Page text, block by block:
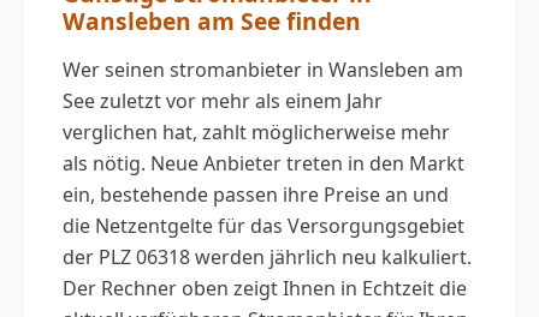
Wansleben am See finden
Wer seinen stromanbieter in Wansleben am
See zuletzt vor mehr als einem Jahr
verglichen hat, zahlt möglicherweise mehr
als nötig. Neue Anbieter treten in den Markt
ein, bestehende passen ihre Preise an und
die Netzentgelte für das Versorgungsgebiet
der PLZ 06318 werden jährlich neu kalkuliert.
Der Rechner oben zeigt Ihnen in Echtzeit die